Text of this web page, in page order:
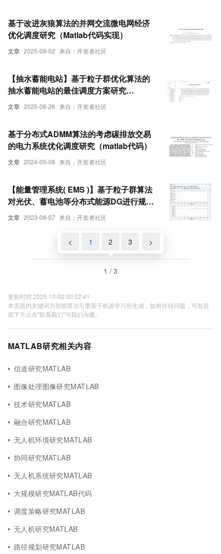
文章 2025-09-02 来自：开发者社区
基于改进灰狼算法的并网交流微电网经济
优化调度研究（Matlab代码实现）
文章 2025-08-26 来自：开发者社区
【抽水蓄能电站】基于粒子群优化算法的
抽水蓄能电站的最佳调度方案研究
（Matlab代码实现）
文章 2024-05-08 来自：开发者社区
基于分布式ADMM算法的考虑碳排放交易
的电力系统优化调度研究（matlab代码）
文章 2023-08-07 来自：开发者社区
【能量管理系统( EMS )】基于粒子群算法
对光伏、蓄电池等分布式能源DG进行规模
优化调度研究（Matlab代码实现）
< 1 2 3 >
1 / 3
更新时间 2025-10-02 00:52:41
本页面内关键词为智能算法引擎基于机器学习所生成，如有任何问题，可在页
面下方点击"联系我们"与我们沟通。
MATLAB研究相关内容
信道研究MATLAB
图像处理图像研究MATLAB
技术研究MATLAB
融合研究MATLAB
无人机环境研究MATLAB
协同研究MATLAB
无人机系统研究MATLAB
大规模研究MATLAB代码
调度策略研究MATLAB
无人机研究MATLAB
路径规划研究MATLAB